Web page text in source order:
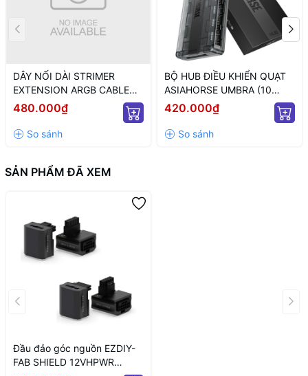
DÂY NỐI DÀI STRIMER
EXTENSION ARGB CABLE
12+4 TO 12P+4P WHITE
(MÀU TRẮNG/ 12VHPWR)
480.000₫
BỘ HUB ĐIỀU KHIỂN QUẠT
ASIAHORSE UMBRA (10
CỔNG KẾT NỐI PWM VÀ 5V
ARGB/ NGUỒN SATA)
420.000₫
SẢN PHẨM ĐÃ XEM
Đầu đảo góc nguồn EZDIY-
FAB SHIELD 12VHPWR